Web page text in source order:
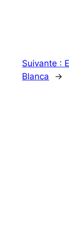
Suivante :
Blanca
→